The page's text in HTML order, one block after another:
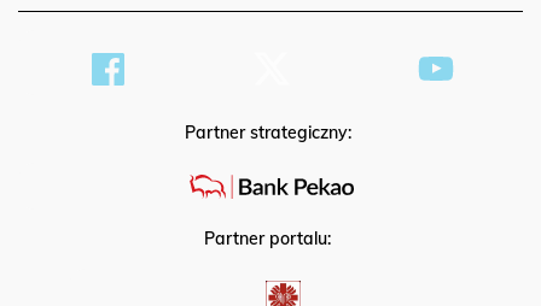
Partner strategiczny:
Partner portalu: